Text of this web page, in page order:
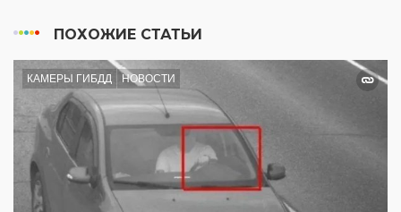
ПОХОЖИЕ СТАТЬИ
КАМЕРЫ ГИБДД НОВОСТИ